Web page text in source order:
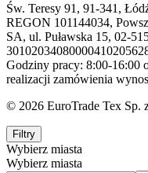
Św. Teresy 91, 91-341,
REGON 101144034,
SA, ul. Puławska 15, 02-
Godziny pracy: 8:00-16:00
realizacji zamówienia
© 2026 EuroTrade Tex Sp.
Filtry
Wybierz miasta
Wybierz miasta